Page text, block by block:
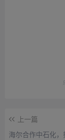
上一篇
海尔合作中石化